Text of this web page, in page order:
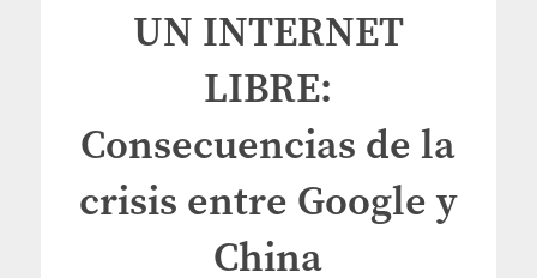
UN INTERNET
LIBRE:
Consecuencias de la
crisis entre Google y
China